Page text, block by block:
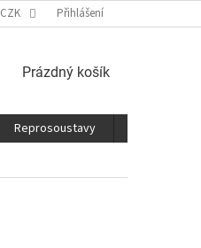
CZK Přihlášení
NÁKUPNÍ
Prázdný košík
Reprosoustavy